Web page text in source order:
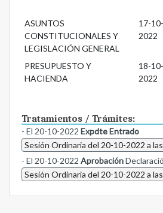
ASUNTOS
CONSTITUCIONALES Y
LEGISLACIÓN GENERAL
17-10-
2022
PRESUPUESTO Y
HACIENDA
18-10-
2022
Tratamientos / Trámites:
- El 20-10-2022 Expdte Entrado
Sesión Ordinaria del 20-10-2022 a
- El 20-10-2022 Aprobación
Sesión Ordinaria del 20-10-2022 a